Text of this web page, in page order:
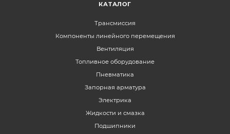
КАТАЛОГ
Трансмиссия
Компоненты линейного перемещения
Вентиляция
Топливное оборудование
Пневматика
Запорная арматура
Электрика
Жидкости и смазка
Подшипники